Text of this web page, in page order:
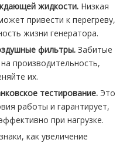
жидкости. Низкая
привести к перегреву,
жизни генератора.
фильтры. Забитые
производительность,
их.
тестирование. Это
работы и гарантирует,
при нагрузке.
как увеличение